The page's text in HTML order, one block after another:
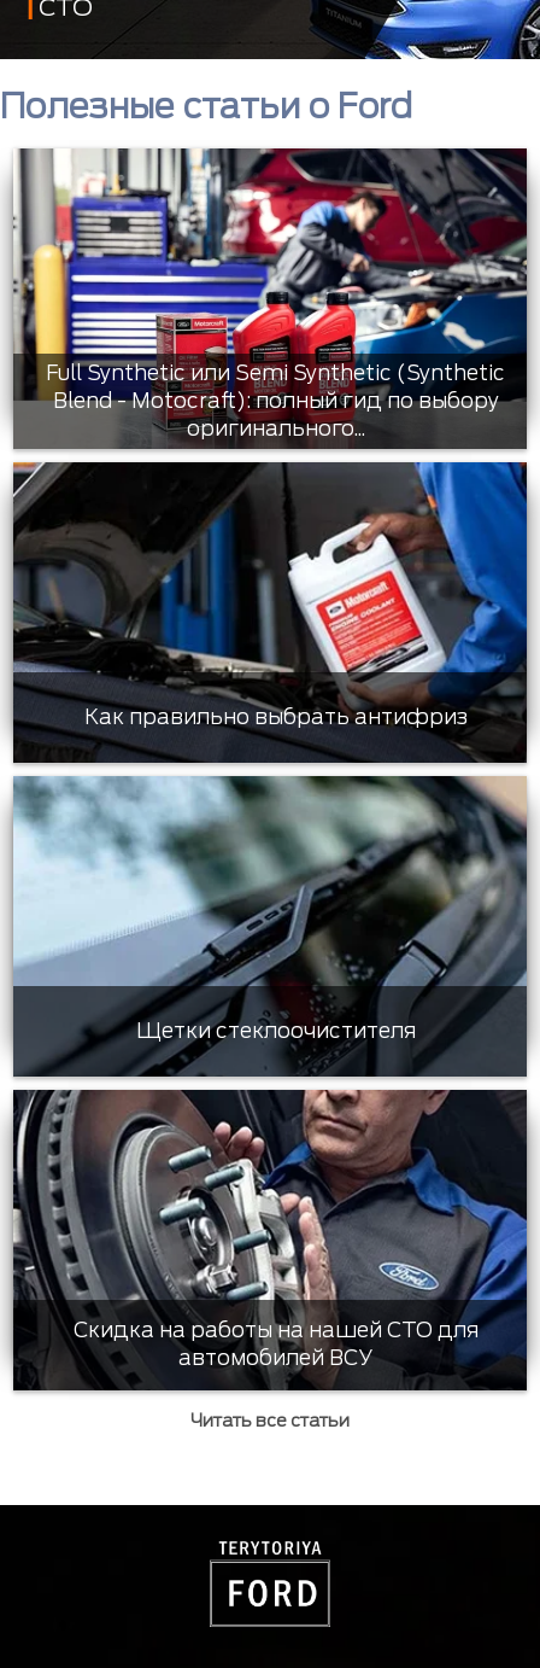
СТО
Полезные статьи о Ford
Full Synthetic или Semi Synthetic (Synthetic
Blend - Motocraft): полный гид по выбору
оригинального...
Как правильно выбрать антифриз
Щетки стеклоочистителя
Скидка на работы на нашей СТО для
автомобилей ВСУ
Читать все статьи